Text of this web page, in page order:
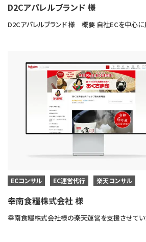
D2Cアパレルブランド 様
幸南食糧株式会社 様
ECコンサル EC運営代行 楽天コンサル
幸南食糧株式会社様の楽天運営を支援させてい